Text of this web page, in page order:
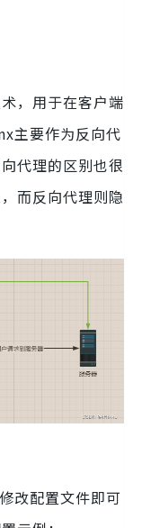
，用于在客户端
主要作为反向代
代理的区别也很
而反向代理则隐
改配置文件即可